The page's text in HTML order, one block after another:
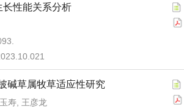
性能关系分析
碱草属牧草适应性研究
寿, 王彦龙